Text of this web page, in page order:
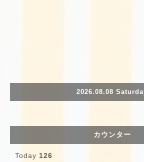
2026.08.08
カウンター
Today 126